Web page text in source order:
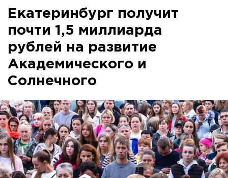
Екатеринбург получит
почти 1,5 миллиарда
рублей на развитие
Академического и
Солнечного